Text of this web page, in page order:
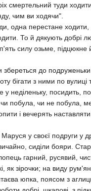
смертельний туди
чим ви ходячи".
одна перестане
То й дякують добрi
силу озьме, пiдцюкне
до
бiгати з ними по вулицi
недiленьку, посидить,
побула, чи не побула,
i вечерять
у своєї подруги у
сидiли бояри.
гарний, русявий,
як зiрочки; на виду
юпка, поясом з